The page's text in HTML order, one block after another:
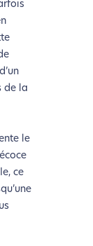
de la
le
ce